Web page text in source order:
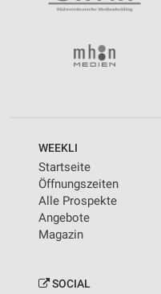
WEEKLI
Startseite
Öffnungszeiten
Alle Prospekte
Angebote
Magazin
SOCIAL